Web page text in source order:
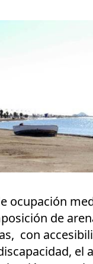
ocupación
de
con
el